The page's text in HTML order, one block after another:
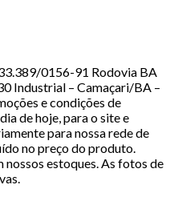
0156-91 Rodovia BA
Industrial – Camaçari/BA –
e condições de
de hoje, para o site e
para nossa rede de
no preço do produto.
estoques. As fotos de